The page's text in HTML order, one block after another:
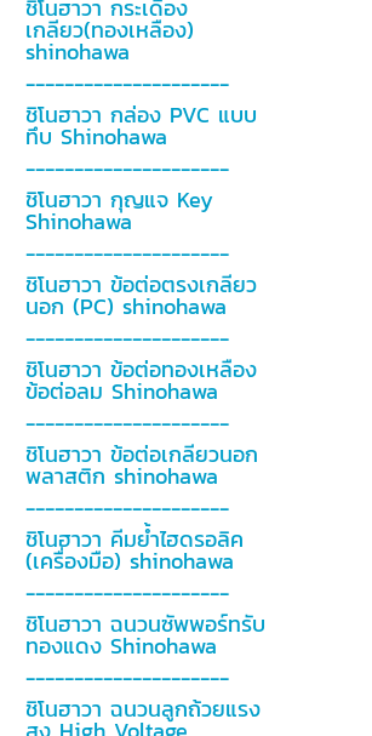
ชิโนฮาวา กระเดื่อง
เกลียว(ทองเหลือง)
shinohawa
---------------------
ชิโนฮาวา กล่อง PVC แบบ
ทึบ Shinohawa
---------------------
ชิโนฮาวา กุญแจ Key
Shinohawa
---------------------
ชิโนฮาวา ข้อต่อตรงเกลียว
นอก (PC) shinohawa
---------------------
ชิโนฮาวา ข้อต่อทองเหลือง
ข้อต่อลม Shinohawa
---------------------
ชิโนฮาวา ข้อต่อเกลียวนอก
พลาสติก shinohawa
---------------------
ชิโนฮาวา คีมย้ำไฮดรอลิค
(เครื่องมือ) shinohawa
---------------------
ชิโนฮาวา ฉนวนซัพพอร์ทรับ
ทองแดง Shinohawa
---------------------
ชิโนฮาวา ฉนวนลูกถ้วยแรง